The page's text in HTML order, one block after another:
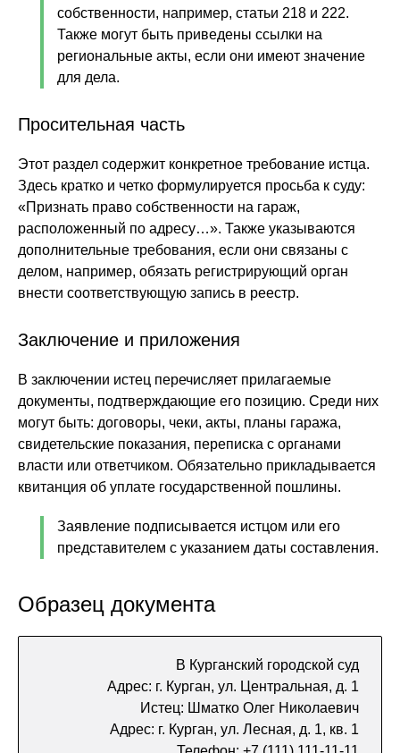
собственности, например, статьи 218 и 222.
Также могут быть приведены ссылки на
региональные акты, если они имеют значение
для дела.
Просительная часть
Этот раздел содержит конкретное требование истца.
Здесь кратко и четко формулируется просьба к суду:
«Признать право собственности на гараж,
расположенный по адресу…». Также указываются
дополнительные требования, если они связаны с
делом, например, обязать регистрирующий орган
внести соответствующую запись в реестр.
Заключение и приложения
В заключении истец перечисляет прилагаемые
документы, подтверждающие его позицию. Среди них
могут быть: договоры, чеки, акты, планы гаража,
свидетельские показания, переписка с органами
власти или ответчиком. Обязательно прикладывается
квитанция об уплате государственной пошлины.
Заявление подписывается истцом или его
представителем с указанием даты составления.
Образец документа
В Курганский городской суд
Адрес: г. Курган, ул. Центральная, д. 1
Истец: Шматко Олег Николаевич
Адрес: г. Курган, ул. Лесная, д. 1, кв. 1